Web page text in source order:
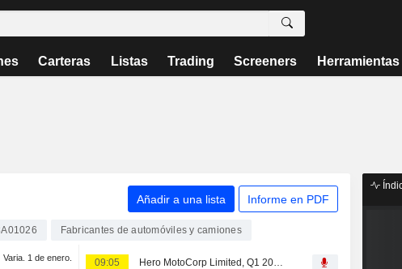
Carteras Listas Trading Screeners Herramientas
Añadir a una lista Informe en PDF
Fabricantes de automóviles y camiones
Varia. 1 de enero. 09:05 Hero MotoCorp Limited, Q1 2027 Earnings Call, Aug 07, 2026